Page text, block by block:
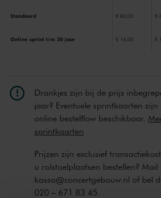
concertpodia en wordt geprezen
repertoire van Wolfgang Amadeus
Standaard € 80,00 €
Online sprint t/m 30 jaar € 16,00 €
Drankjes zijn bij de prijs
jaar? Eventuele sprintkaarten
online bestelflow beschikbaar.
sprintkaarten
Prijzen zijn exclusief
u rolstoelplaatsen bestellen? Mail
kassa@concertgebouw.nl of bel
020 – 671 83 45.